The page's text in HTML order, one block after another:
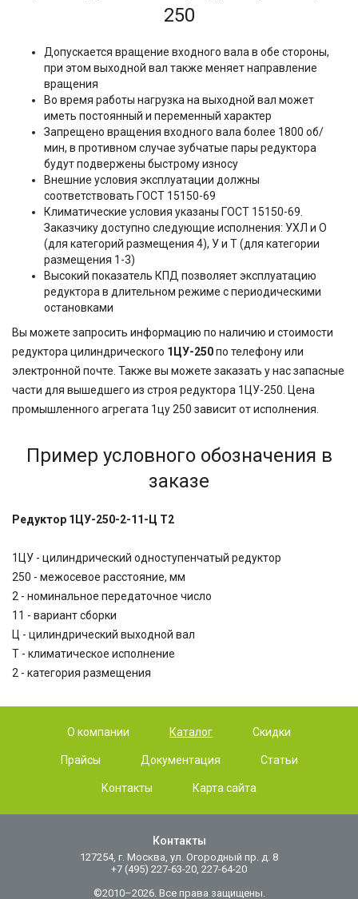
250
Допускается вращение входного вала в обе стороны,
при этом выходной вал также меняет направление
вращения
Во время работы нагрузка на выходной вал может
иметь постоянный и переменный характер
Запрещено вращения входного вала более 1800 об/
мин, в противном случае зубчатые пары редуктора
будут подвержены быстрому износу
Внешние условия эксплуатации должны
соответствовать ГОСТ 15150-69
Климатические условия указаны ГОСТ 15150-69.
Заказчику доступно следующие исполнения: УХЛ и О
(для категорий размещения 4), У и Т (для категории
размещения 1-3)
Высокий показатель КПД позволяет эксплуатацию
редуктора в длительном режиме с периодическими
остановками
Вы можете запросить информацию по наличию и стоимости
редуктора цилиндрического 1ЦУ-250по телефону или
электронной почте. Также вы можете заказать у нас запасные
части для вышедшего из строя редуктора 1ЦУ-250. Цена
промышленного агрегата 1цу 250 зависит от исполнения.
Пример условного обозначения в
заказе
Редуктор 1ЦУ-250-2-11-Ц Т2
1ЦУ - цилиндрический одноступенчатый редуктор
250 - межосевое расстояние, мм
2 - номинальное передаточное число
11 - вариант сборки
Ц - цилиндрический выходной вал
Т - климатическое исполнение
2 - категория размещения
О компании Каталог Скидки
Прайсы Документация Статьи
Контакты Карта сайта
Контакты
127254, г. Москва, ул. Огородный пр. д. 8
+7 (495) 227-63-20, 227-64-20
©2010–2026. Все права защищены.